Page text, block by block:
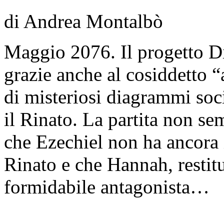
di Andrea Montalbò
Maggio 2076. Il progetto
grazie anche al cosiddetto
di misteriosi diagrammi
il Rinato. La partita non
che Ezechiel non ha
Rinato e che Hannah,
formidabile antagonista…